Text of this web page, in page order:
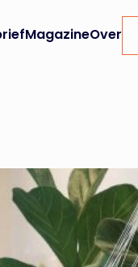
MagazineOver